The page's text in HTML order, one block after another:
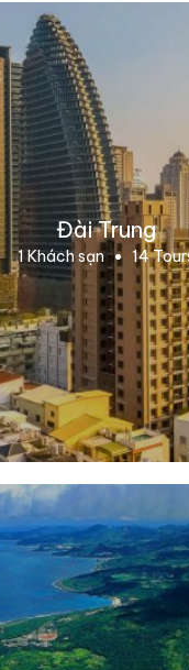
Đài Trung
1 Khách sạn 14